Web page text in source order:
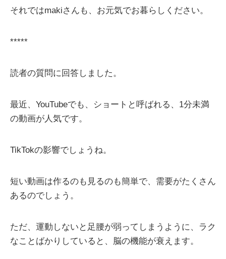
それではmakiさんも、お元気でお暮らしください。
*****
読者の質問に回答しました。
最近、YouTubeでも、ショートと呼ばれる、1分未満
の動画が人気です。
TikTokの影響でしょうね。
短い動画は作るのも見るのも簡単で、需要がたくさん
あるのでしょう。
ただ、運動しないと足腰が弱ってしまうように、ラク
なことばかりしていると、脳の機能が衰えます。